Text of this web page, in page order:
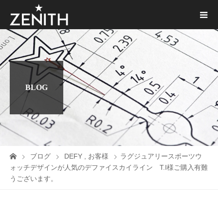
BLOG
ブログ DEFY お客様
ラグジュアリースポーツウ
ォッチデザインが人気のデファイスカイライン T.I様ご購入有難
うございます。